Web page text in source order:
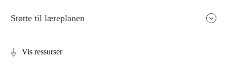
Støtte til læreplanen
Vis ressurser